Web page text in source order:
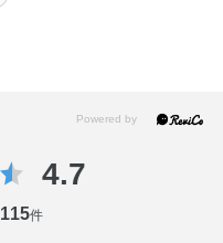
4.7
115件